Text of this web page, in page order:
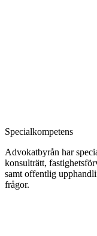
Specialkompetens
Advokatbyrån har
konsulträtt,
samt offentlig
frågor.